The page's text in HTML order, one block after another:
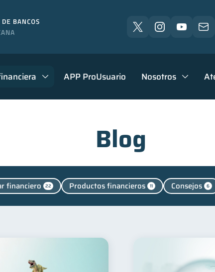
APP ProUsuario Nosotros
Blog
financiero 22 Productos financieros 11 Consejos 6
8 Tarjeta de